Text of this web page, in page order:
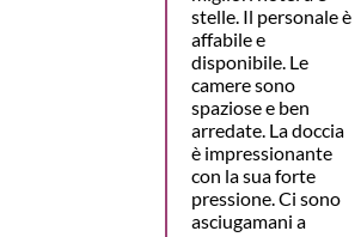
stelle. Il personale è
affabile e
disponibile. Le
camere sono
spaziose e ben
arredate. La doccia
è impressionante
con la sua forte
pressione. Ci sono
asciugamani a